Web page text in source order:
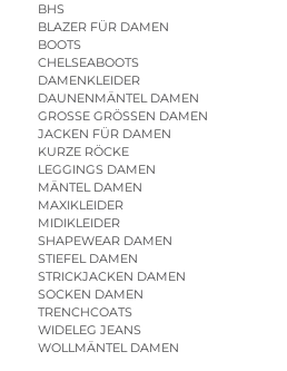
BHS
BLAZER FÜR DAMEN
BOOTS
CHELSEABOOTS
DAMENKLEIDER
DAUNENMÄNTEL DAMEN
GROSSE GRÖSSEN DAMEN
JACKEN FÜR DAMEN
KURZE RÖCKE
LEGGINGS DAMEN
MÄNTEL DAMEN
MAXIKLEIDER
MIDIKLEIDER
SHAPEWEAR DAMEN
STIEFEL DAMEN
STRICKJACKEN DAMEN
SOCKEN DAMEN
TRENCHCOATS
WIDELEG JEANS
WOLLMÄNTEL DAMEN